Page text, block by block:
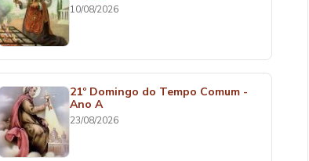
10/08/2026
21º Domingo do Tempo Comum -
Ano A
23/08/2026